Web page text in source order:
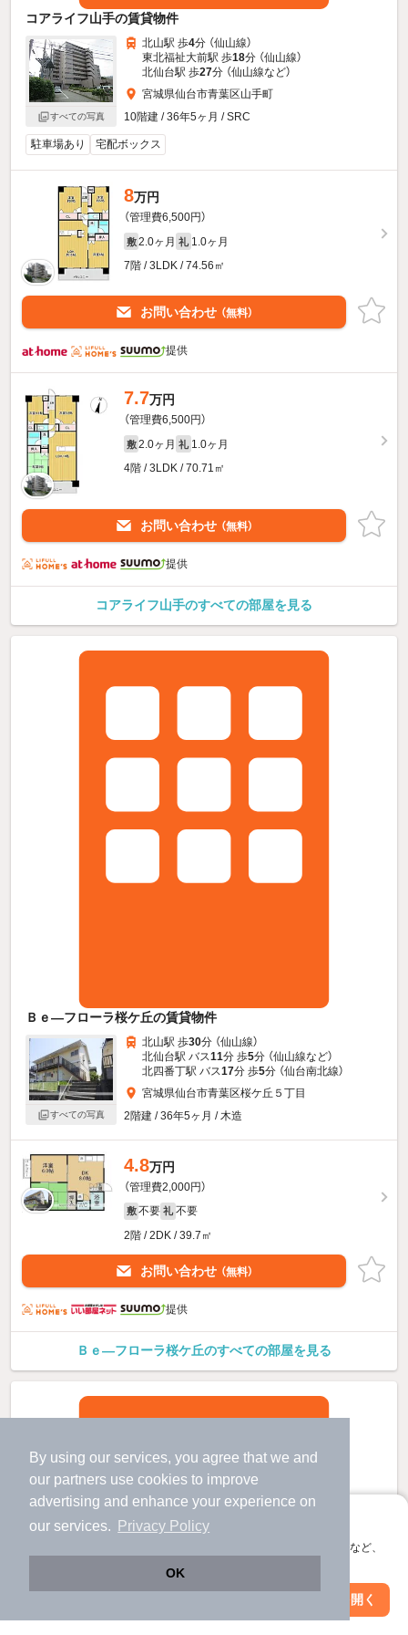
By using our services, you agree that we and
our partners use cookies to improve
advertising and enhance your experience on
our services.
Privacy Policy
OK
アプリに切り替えて、サクサクお部屋探し
会員登録なしですぐ使える。マップ検索やお気に入り保存など、
アプリを開く
コアライフ山手の賃貸物件
すべての写真
北山駅 歩4分 （仙山線）
東北福祉大前駅 歩18分 （仙山線）
北仙台駅 歩27分 （仙山線など）
宮城県仙台市青葉区山手町
10階建 / 36年5ヶ月 / SRC
駐車場あり 宅配ボックス
8万円
（管理費6,500円）
敷 2.0ヶ月 礼 1.0ヶ月
7階 / 3LDK / 74.56㎡
お問い合わせ （無料）
提供
7.7万円
（管理費6,500円）
敷 2.0ヶ月 礼 1.0ヶ月
4階 / 3LDK / 70.71㎡
お問い合わせ （無料）
提供
コアライフ山手のすべての部屋を見る
Ｂｅ—フローラ桜ケ丘の賃貸物件
すべての写真
北山駅 歩30分 （仙山線）
北仙台駅 バス11分 歩5分 （仙山線など）
北四番丁駅 バス17分 歩5分 （仙台南北線）
宮城県仙台市青葉区桜ケ丘５丁目
2階建 / 36年5ヶ月 / 木造
4.8万円
（管理費2,000円）
敷 不要 礼 不要
2階 / 2DK / 39.7㎡
お問い合わせ （無料）
提供
Ｂｅ—フローラ桜ケ丘のすべての部屋を見る
絞り込み条件を変更